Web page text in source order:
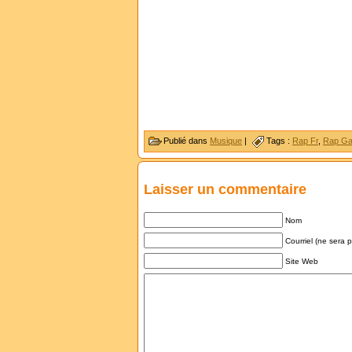
Publié dans Musique Tags : Rap Fr, Rap
Laisser un commentaire
Nom
Courriel (ne sera
Site Web